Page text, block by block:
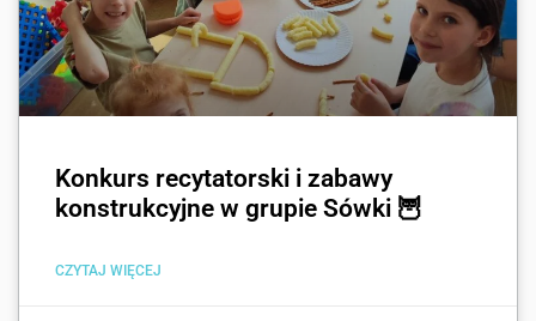
Konkurs recytatorski i zabawy
konstrukcyjne w grupie Sówki 🦉
CZYTAJ WIĘCEJ